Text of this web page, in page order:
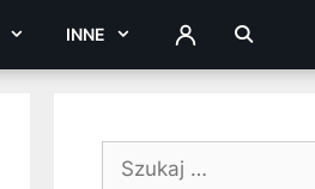
INNE ZALOGUJ
Szukaj: